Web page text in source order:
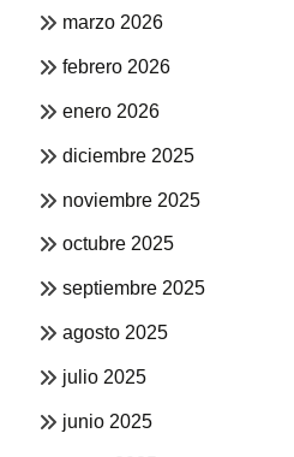
marzo 2026
febrero 2026
enero 2026
diciembre 2025
noviembre 2025
octubre 2025
septiembre 2025
agosto 2025
julio 2025
junio 2025